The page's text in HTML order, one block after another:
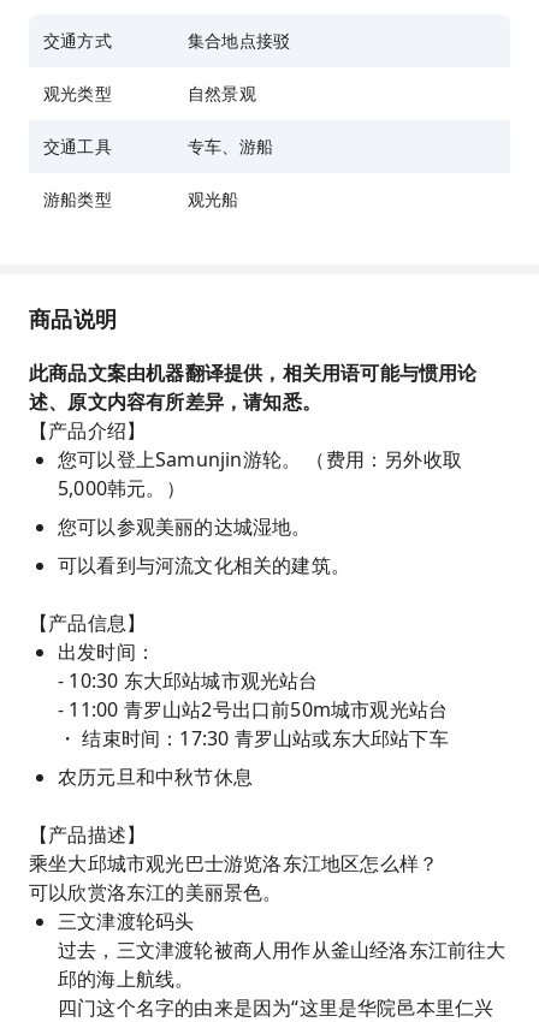
交通方式 集合地点接驳
观光类型 自然景观
交通工具 专车、游船
游船类型 观光船
商品说明
此商品文案由机器翻译提供，相关用语可能与惯用论
述、原文内容有所差异，请知悉。
【产品介绍】
您可以登上Samunjin游轮。 （费用：另外收取
5,000韩元。）
您可以参观美丽的达城湿地。
可以看到与河流文化相关的建筑。
【产品信息】
出发时间：
- 10:30 东大邱站城市观光站台
- 11:00 青罗山站2号出口前50m城市观光站台
・ 结束时间：17:30 青罗山站或东大邱站下车
农历元旦和中秋节休息
【产品描述】
乘坐大邱城市观光巴士游览洛东江地区怎么样？
可以欣赏洛东江的美丽景色。
三文津渡轮码头
过去，三文津渡轮被商人用作从釜山经洛东江前往大
邱的海上航线。
四门这个名字的由来是因为“这里是华院邑本里仁兴